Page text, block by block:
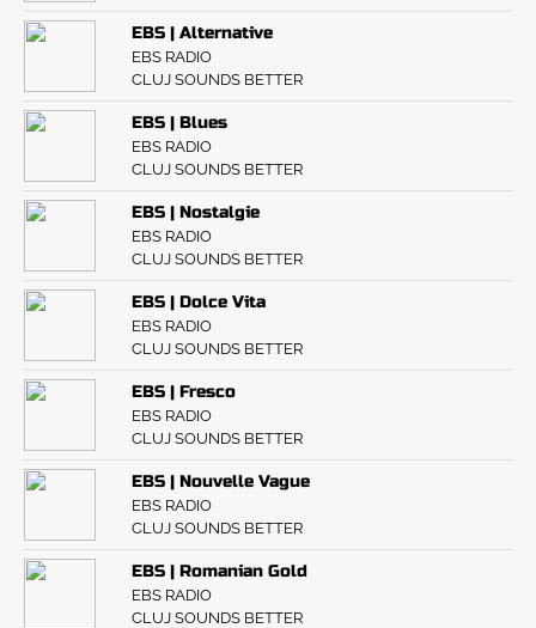
EBS | Alternative
EBS RADIO
CLUJ SOUNDS BETTER
EBS | Blues
EBS RADIO
CLUJ SOUNDS BETTER
EBS | Nostalgie
EBS RADIO
CLUJ SOUNDS BETTER
EBS | Dolce Vita
EBS RADIO
CLUJ SOUNDS BETTER
EBS | Fresco
EBS RADIO
CLUJ SOUNDS BETTER
EBS | Nouvelle Vague
EBS RADIO
CLUJ SOUNDS BETTER
EBS | Romanian Gold
EBS RADIO
CLUJ SOUNDS BETTER